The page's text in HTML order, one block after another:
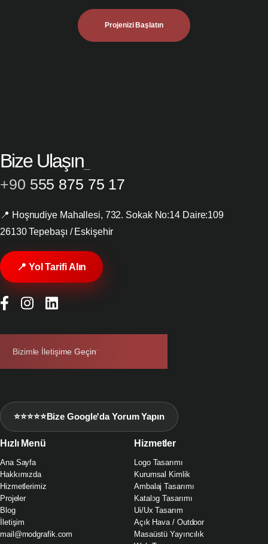
Projenizi Başlatın
Bize Ulaşın
+90 555 875 75 17
📍 Hoşnudiye Mahallesi, 732. Sokak No:14 Daire:109
26130 Tepebaşı / Eskişehir
📍 Yol Tarifi Alın
Bizimle İletişime Geçin
⭐⭐⭐⭐⭐Bize Google'da Yorum Yapın
Hızlı Menü
Ana Sayfa
Hakkımızda
Hizmetlerimiz
Projeler
Blog
İletişim
mail@modgrafik.com
Hizmetler
Logo Tasarımı
Kurumsal Kimlik
Ambalaj Tasarımı
Katalog Tasarımı
Ui/Ux Tasarım
Açık Hava / Outdoor
Masaüstü Yayıncılık